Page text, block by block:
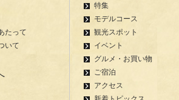
たって
いて
特集
モデルコース
観光スポット
イベント
グルメ・お買い物
ご宿泊
アクセス